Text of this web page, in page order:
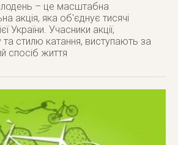
– це масштабна
акція, яка об'єднує тисячі
України. Учасники акції,
та стилю катання, виступають за
спосіб життя